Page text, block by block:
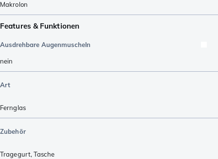
Makrolon
Features & Funktionen
Ausdrehbare Augenmuscheln
nein
Art
Fernglas
Zubehör
Tragegurt,Tasche